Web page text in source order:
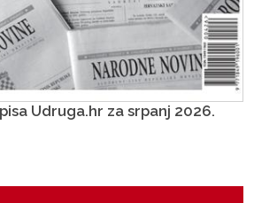
Udruga.hr za srpanj 2026.